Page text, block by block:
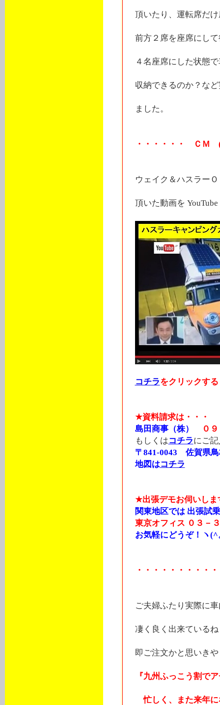
頂いたり、運転席だ
前方２席を座席にし
４名座席にした状態
収納できるのか？な
ました。
・・・・・・ ＣＭ
ウェイク＆ハスラー
頂いた動画を
コチラをクリックす
★資料請求は・・・
島田商事（株）
０
もしくはコチラにご
〒841-0043 佐賀県鳥
地図はコチラ
★出張デモお伺いしま
関東地区では 出張試
東京オフィス ０３－
お気軽にどうぞ！ヽ
・・・・・・・・・
ご夫婦ふたり実際に
凄く良く出来ている
即ご注文かと思いき
『九州ふっこう割で
忙しく、また来年に